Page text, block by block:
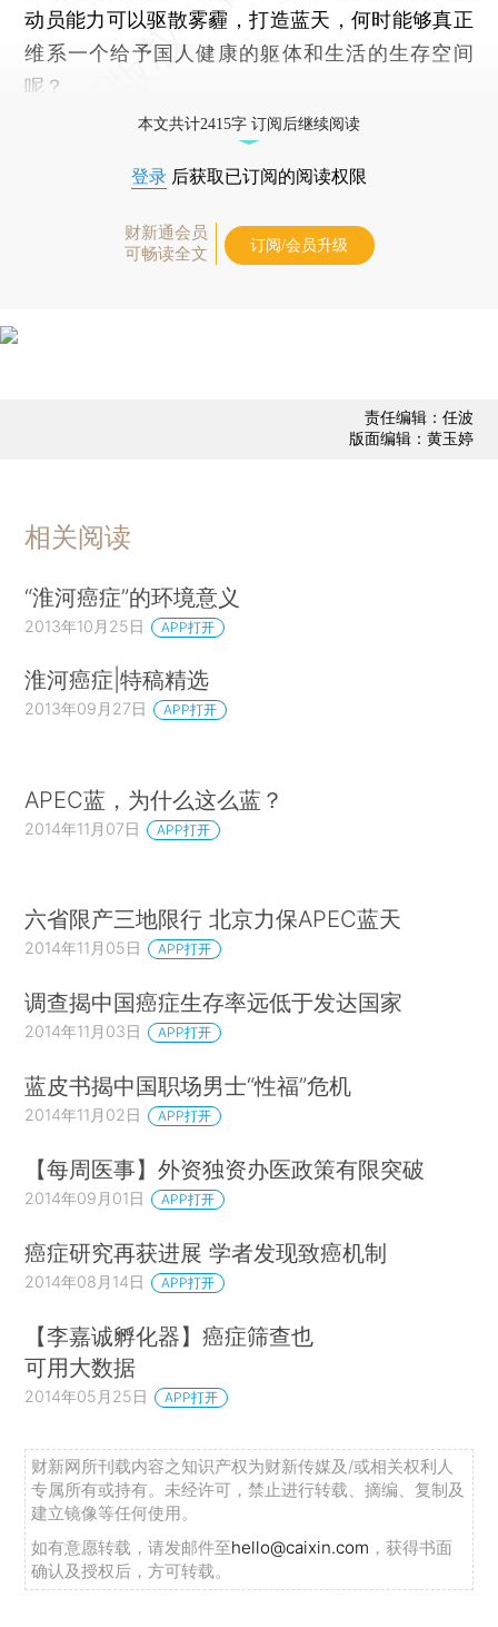
动员能力可以驱散雾霾，打造蓝天，何时能够真正
维系一个给予国人健康的躯体和生活的生存空间
呢？
本文共计2415字 订阅后继续阅读
登录 后获取已订阅的阅读权限
财新通会员
可畅读全文
订阅/会员升级
责任编辑：任波
版面编辑：黄玉婷
相关阅读
“淮河癌症”的环境意义
2013年10月25日 APP打开
淮河癌症|特稿精选
2013年09月27日 APP打开
APEC蓝，为什么这么蓝？
2014年11月07日 APP打开
六省限产三地限行 北京力保APEC蓝天
2014年11月05日 APP打开
调查揭中国癌症生存率远低于发达国家
2014年11月03日 APP打开
蓝皮书揭中国职场男士“性福”危机
2014年11月02日 APP打开
【每周医事】外资独资办医政策有限突破
2014年09月01日 APP打开
癌症研究再获进展 学者发现致癌机制
2014年08月14日 APP打开
【李嘉诚孵化器】癌症筛查也
可用大数据
2014年05月25日 APP打开
财新网所刊载内容之知识产权为财新传媒及/或相关权利人
专属所有或持有。未经许可，禁止进行转载、摘编、复制及
建立镜像等任何使用。
如有意愿转载，请发邮件至hello@caixin.com ，获得书面
确认及授权后，方可转载。